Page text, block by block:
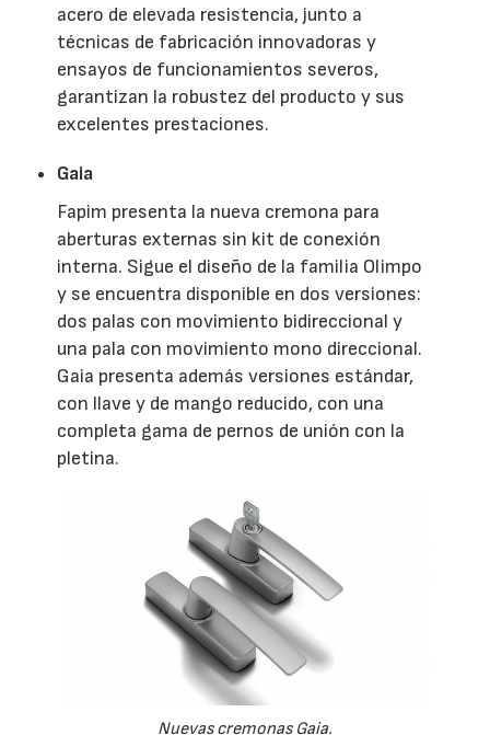
acero de elevada resistencia, junto a
técnicas de fabricación innovadoras y
ensayos de funcionamientos severos,
garantizan la robustez del producto y sus
excelentes prestaciones.
Gaia
Fapim presenta la nueva cremona para
aberturas externas sin kit de conexión
interna. Sigue el diseño de la familia Olimpo
y se encuentra disponible en dos versiones:
dos palas con movimiento bidireccional y
una pala con movimiento mono direccional.
Gaia presenta además versiones estándar,
con llave y de mango reducido, con una
completa gama de pernos de unión con la
pletina.
Nuevas cremonas Gaia.